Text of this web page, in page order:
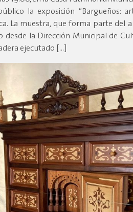
la exposición “Bargueños:
La muestra, que forma parte del
desde la Dirección Municipal de
ejecutado […]